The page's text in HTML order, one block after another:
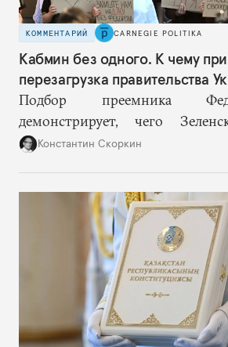
КОММЕНТАРИЙ CARNEGIE POLITIKA
Кабмин без одного. К чему
перезагрузка правительства
Подбор преемника
демонстрирует, чего
высшего военного
Константин Скоркин